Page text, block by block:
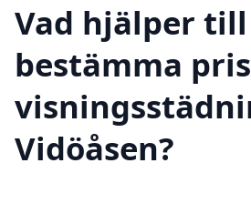
Vad hjälper
bestämma
Vidöåsen?